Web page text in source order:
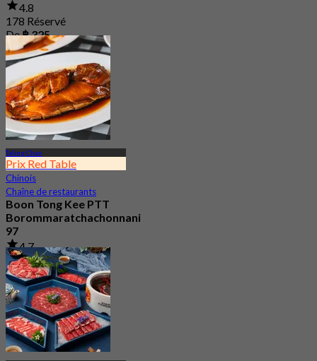
4.8
178 Réservé
De฿ 325
Taling Chan
Prix Red Table
Chinois
Chaîne de restaurants
Boon Tong Kee PTT
Borommaratchachonnani
97
4.7
519 Réservé
De฿ 362.5